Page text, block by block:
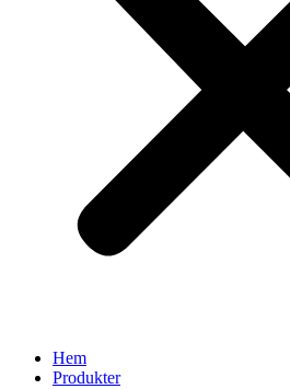
Hem
Produkter